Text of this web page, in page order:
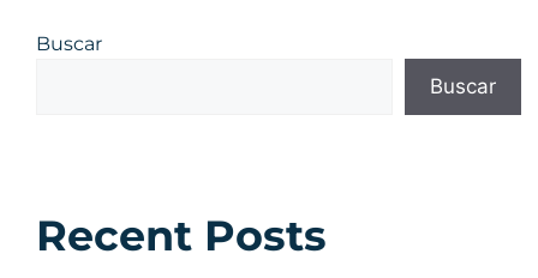
Buscar
Buscar
Recent Posts